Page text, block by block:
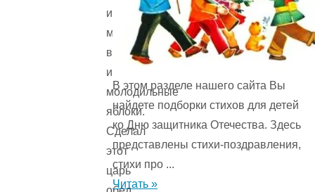
и
мертвая
вода
и
молодильные
яблоки.
Сделал
этот
царь
В этом разделе нашего сайта Вы
найдете подборки стихов для детей
ко Дню защитника Отечества. Здесь
представлены стихи-поздравления,
стихи про ...
Читать »